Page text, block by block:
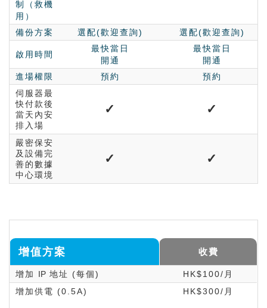
制（救機
用）
備份方案
選配(歡迎查詢) 選配(歡迎查詢)
啟用時間
最快當日
開通
最快當日
開通
進場權限
預約
預約
伺服器最
快付款後
當天內安
排入場
✓ ✓
嚴密保安
及設備完
善的數據
中心環境
✓ ✓
增值方案 收費
增加 IP 地址 (每個)
HK$100/月
增加供電 (0.5A)
HK$300/月